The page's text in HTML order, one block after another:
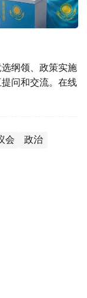
纲领、政策实施
问和交流。在线
会 政治